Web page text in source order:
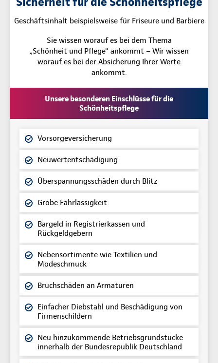
Geschäftsinhalt beispielsweise für Friseure und Barbiere
Sie wissen worauf es bei dem Thema
„Schönheit und Pflege“ ankommt – Wir wissen
worauf es bei der Absicherung Ihrer Werte
ankommt.
Unsere besonderen Einschlüsse für die
Schönheitspflege
Vorsorgeversicherung
Neuwertentschädigung
Überspannungsschäden durch Blitz
Grobe Fahrlässigkeit
Bargeld in Registrierkassen und
Rückgeldgebern
Nebensortimente wie Textilien und
Modeschmuck
Bruchschäden an Armaturen
Einfacher Diebstahl und Beschädigung von
Firmenschildern
Neu hinzukommende Betriebsgrundstücke
innerhalb der Bundesrepublik Deutschland